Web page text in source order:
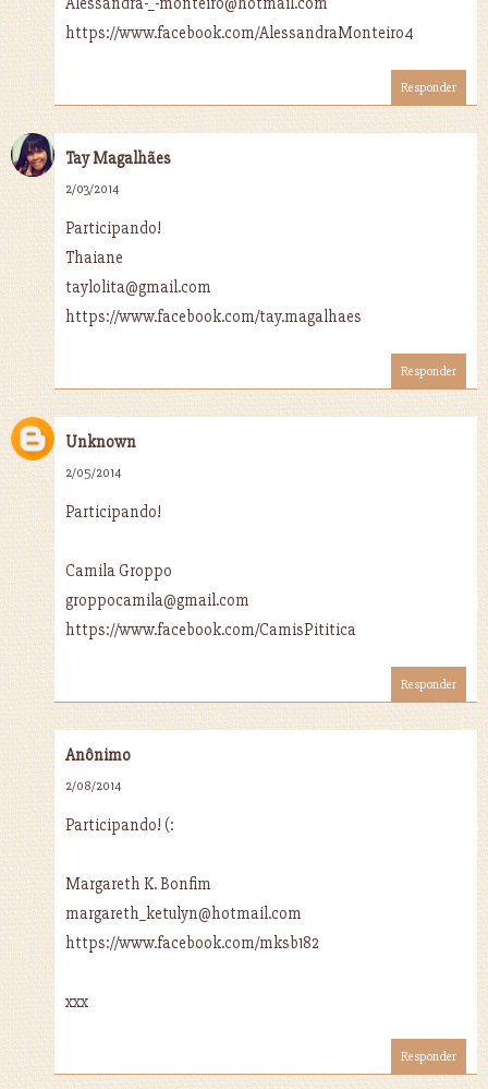
https://www.facebook.com/AlessandraMonteiro4
Responder
Tay Magalhães
2/03/2014
Participando!
Thaiane
taylolita@gmail.com
https://www.facebook.com/tay.magalhaes
Responder
Unknown
2/05/2014
Participando!
Camila Groppo
groppocamila@gmail.com
https://www.facebook.com/CamisPititica
Responder
Anônimo
2/08/2014
Participando! (:
Margareth K. Bonfim
margareth_ketulyn@hotmail.com
https://www.facebook.com/mksb182
xxx
Responder